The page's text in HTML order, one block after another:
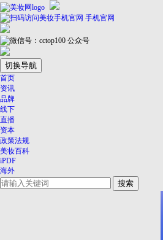
手机官网
公众号
切换导航
首页
资讯
品牌
线下
直播
资本
政策法规
美妆百科
iPDF
海外
搜索